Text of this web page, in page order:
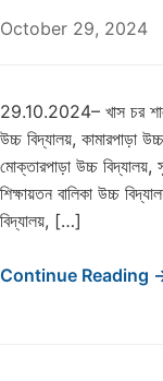
October 29, 2024
29.10.2024– খাস চর
উচ্চ বিদ্যালয়, কামারপাড়া
মোক্তারপাড়া উচ্চ বিদ্যালয়,
শিক্ষায়তন বালিকা উচ্চ
বিদ্যালয়, […]
Continue Reading